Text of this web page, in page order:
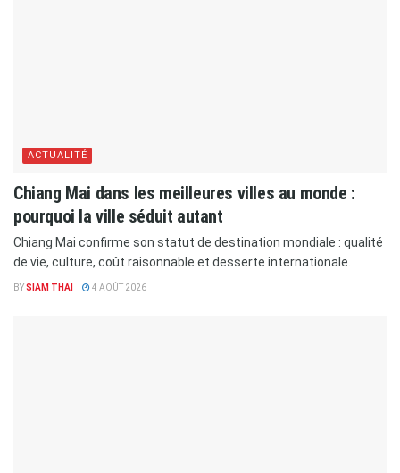
ACTUALITÉ
Chiang Mai dans les meilleures villes au monde :
pourquoi la ville séduit autant
Chiang Mai confirme son statut de destination mondiale : qualité
de vie, culture, coût raisonnable et desserte internationale.
BYSIAM THAI 4 AOÛT 2026